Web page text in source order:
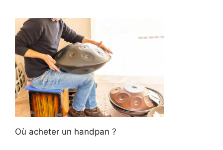
Où acheter un handpan ?